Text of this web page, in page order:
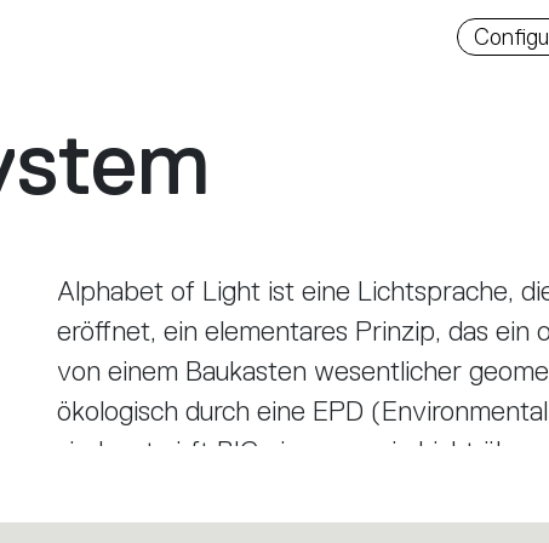
Alphabet of Light ist eine Lichtsprache,
eröffnet, ein elementares Prinzip, das ein
von einem Baukasten wesentlicher
ökologisch durch eine EPD
sind, entwirft BIG eine neue, in Licht
Räumen.